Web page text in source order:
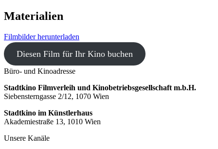
Materialien
Filmbilder herunterladen
Diesen Film für Ihr Kino buchen
Büro- und Kinoadresse
Stadtkino Filmverleih und Kinobetriebsgesellschaft m.b.H.
Siebensterngasse 2/12, 1070 Wien
Stadtkino im Künstlerhaus
Akademiestraße 13, 1010 Wien
Unsere Kanäle